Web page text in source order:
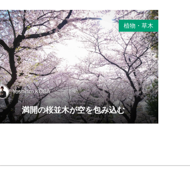
Yoshihito KOBA
満開の桜並木が空を包み込む
植物・草木